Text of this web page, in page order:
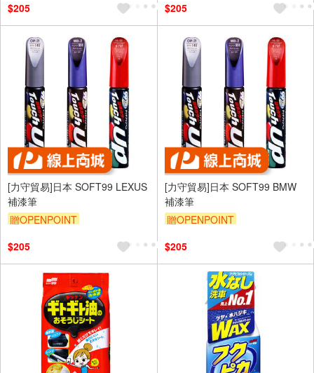
$205 $205
[力守貿易]日本 SOFT99 LEXUS
補漆筆
贈OPENPOINT
$205
[力守貿易]日本 SOFT99 BMW
補漆筆
贈OPENPOINT
$205